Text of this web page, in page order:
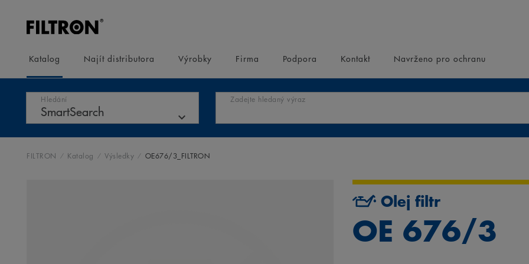
Katalog Najít distributora Výrobky Firma Podpora Kontakt Navrženo pro ochranu
Hledání Zadejte hledaný výraz
FILTRON Katalog Výsledky OE676/3_FILTRON
Olej filtr
OE 676/3